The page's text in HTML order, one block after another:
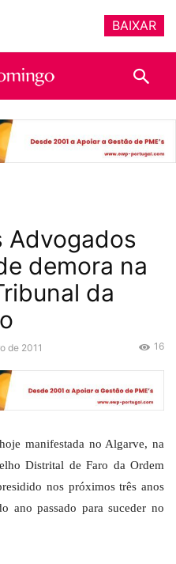
Advogados
demora na
da
de 2011 16
manifestada no Algarve, na
Distrital de Faro da Ordem
nos próximos três anos
ano passado para suceder no
BAIXAR